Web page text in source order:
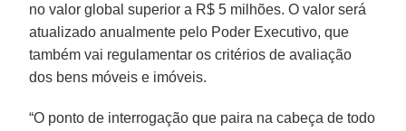
no valor global superior a R$ 5 milhões. O valor será
atualizado anualmente pelo Poder Executivo, que
também vai regulamentar os critérios de avaliação
dos bens móveis e imóveis.
“O ponto de interrogação que paira na cabeça de todo